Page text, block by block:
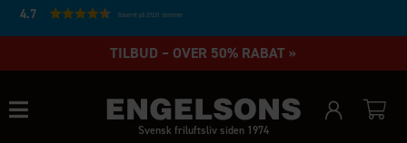
4.7 Baseret på 27231 stemmer
TILBUD – OVER 50% RABAT »
Svensk friluftsliv siden 1974